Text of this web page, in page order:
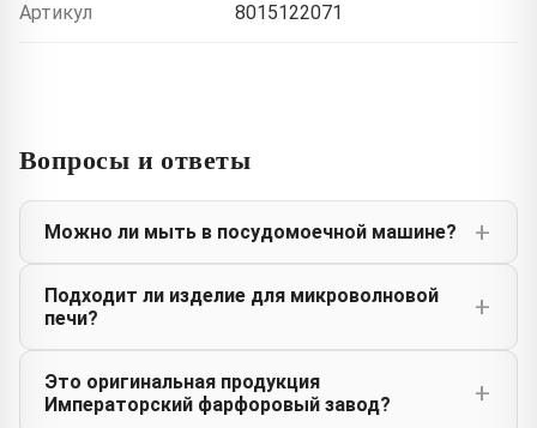
Артикул 8015122071
Вопросы и ответы
Можно ли мыть в посудомоечной машине?
Подходит ли изделие для микроволновой
печи?
Это оригинальная продукция
Императорский фарфоровый завод?